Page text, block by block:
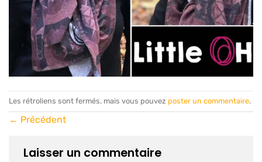
Les rétroliens sont fermés, mais vous pouvez poster un commentaire.
← Précédent
Laisser un commentaire